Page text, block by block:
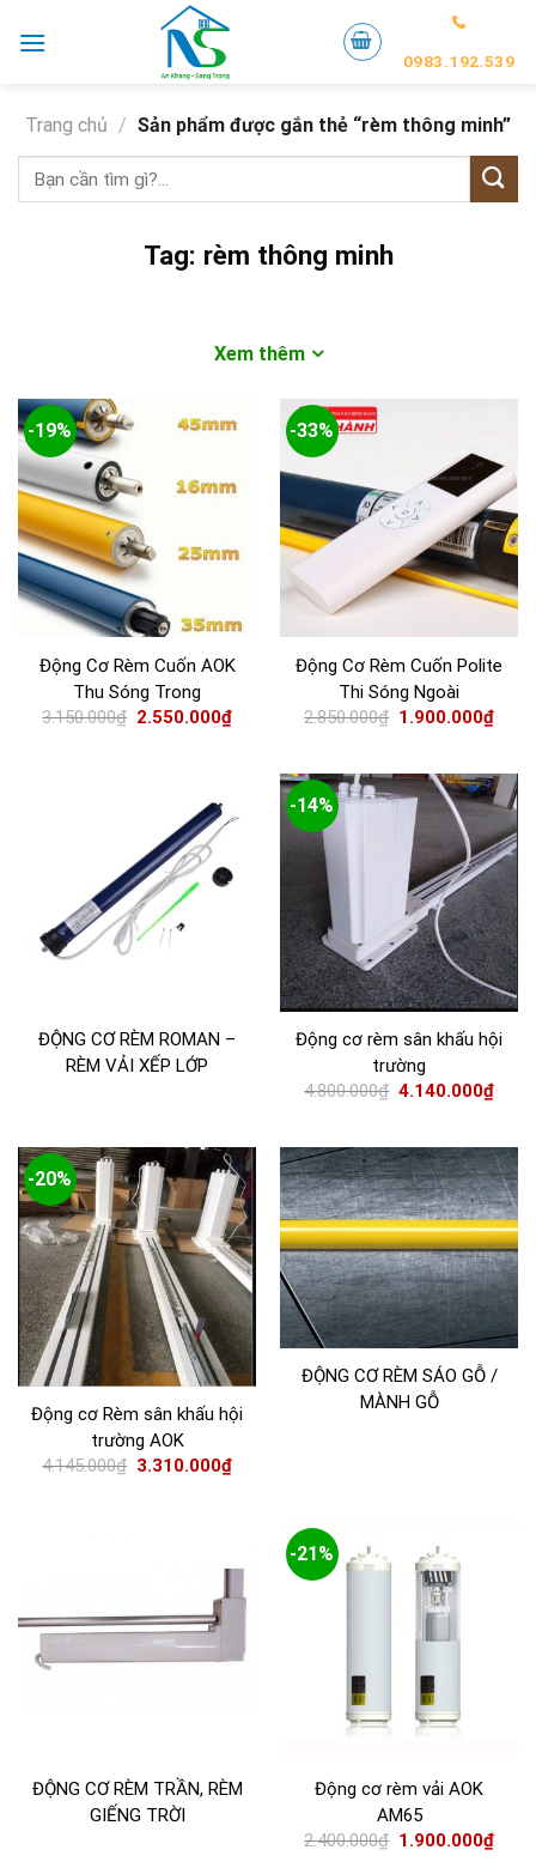
0983.192.539
Trang chủ / Sản phẩm được gắn thẻ “rèm thông minh”
Tìm
kiếm:
Tag: rèm thông minh
Xem thêm
-19%
Động Cơ Rèm Cuốn AOK
Thu Sóng Trong
3.150.000₫ 2.550.000₫
-33%
Động Cơ Rèm Cuốn Polite
Thi Sóng Ngoài
2.850.000₫ 1.900.000₫
ĐỘNG CƠ RÈM ROMAN –
RÈM VẢI XẾP LỚP
-14%
Động cơ rèm sân khấu hội
trường
4.800.000₫ 4.140.000₫
-20%
Động cơ Rèm sân khấu hội
trường AOK
4.145.000₫ 3.310.000₫
ĐỘNG CƠ RÈM SÁO GỖ /
MÀNH GỖ
ĐỘNG CƠ RÈM TRẦN, RÈM
GIẾNG TRỜI
-21%
Động cơ rèm vải AOK
AM65
2.400.000₫ 1.900.000₫